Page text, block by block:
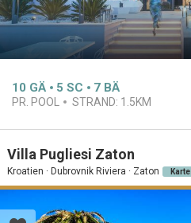
10 GÄ 5 SC 7 BÄ
PR. POOL STRAND: 1.5KM
Villa Pugliesi Zaton
Kroatien · Dubrovnik Riviera · Zaton Karte